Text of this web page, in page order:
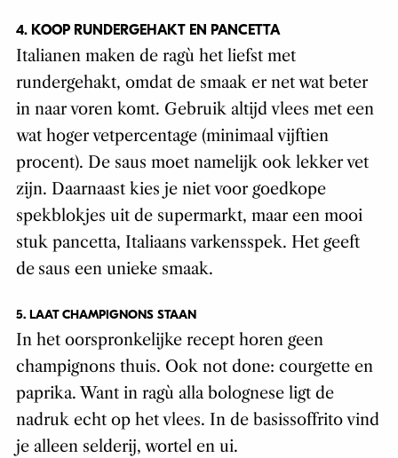
4. KOOP RUNDERGEHAKT EN PANCETTA
Italianen maken de ragù het liefst met
rundergehakt, omdat de smaak er net wat beter
in naar voren komt. Gebruik altijd vlees met een
wat hoger vetpercentage (minimaal vijftien
procent). De saus moet namelijk ook lekker vet
zijn. Daarnaast kies je niet voor goedkope
spekblokjes uit de supermarkt, maar een mooi
stuk pancetta, Italiaans varkensspek. Het geeft
de saus een unieke smaak.
5. LAAT CHAMPIGNONS STAAN
In het oorspronkelijke recept horen geen
champignons thuis. Ook not done: courgette en
paprika. Want in ragù alla bolognese ligt de
nadruk echt op het vlees. In de basissoffrito vind
je alleen selderij, wortel en ui.